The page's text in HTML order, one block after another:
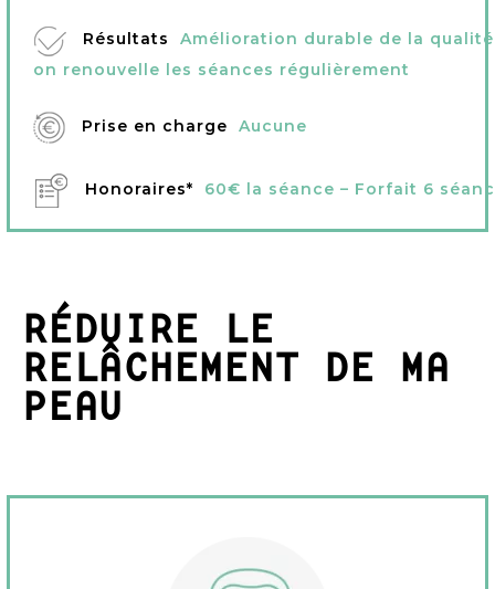
Résultats
Amélioration durable de la
on renouvelle les séances régulièrement
Prise en charge Aucune
Honoraires* 60€ la séance – Forfait 6
RÉDUIRE LE
RELÂCHEMENT DE MA
PEAU